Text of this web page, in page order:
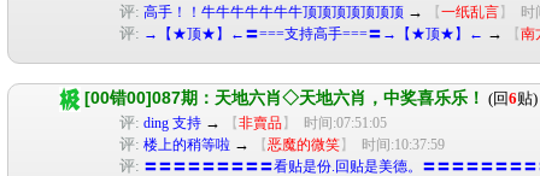
评: 高手！！牛牛牛牛牛牛牛顶顶顶顶顶顶顶 → 【一纸乱言】 时
评: →【★顶★】←〓===支持高手===〓→【★顶★】← → 【南
[00错00]087期：天地六肖◇天地六肖，中奖喜乐乐！ (回6贴)
评: ding 支持 → 【非賣品】 时间:07:51:05
评: 楼上的稍等啦 → 【恶魔的微笑】 时间:10:37:59
评: 〓〓〓〓〓〓〓〓〓看贴是份.回贴是美德。〓〓〓〓〓〓〓